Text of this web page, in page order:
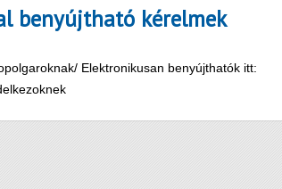
benyújtható kérelmek
Elektronikusan benyújthatók itt: